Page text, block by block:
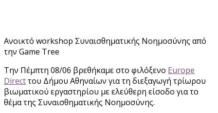
Ανοικτό workshop Συναισθηματικής Νοημοσύνης από
την Game Tree
Την Πέμπτη 08/06 βρεθήκαμε στο φιλόξενο Europe
Directτου Δήμου Αθηναίων για τη διεξαγωγή τρίωρου
βιωματικού εργαστηρίου με ελεύθερη είσοδο για το
θέμα της Συναισθηματικής Νοημοσύνης.